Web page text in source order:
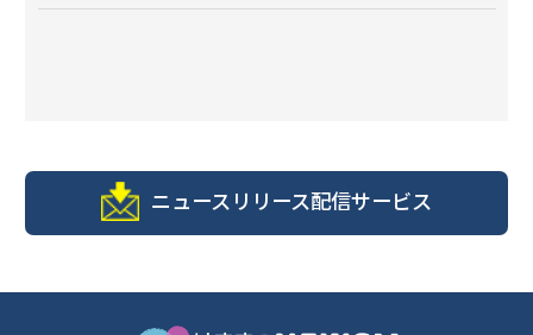
ニュースリリース配信サービス